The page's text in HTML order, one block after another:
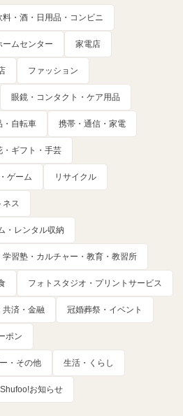
・酒・日用品・コンビニ
ームセンター 家電店
ファッション
眼鏡・コンタクト・ケア用品
・自転車 携帯・通信・家電
・ギフト・手芸
ゲーム リサイクル
ネス
・レンタル収納
学習塾・カルチャー・教育・教習所
フォトスタジオ・プリントサービス
共済・金融 冠婚葬祭・イベント
ポン
・その他 生活・くらし
Shufoo!お知らせ